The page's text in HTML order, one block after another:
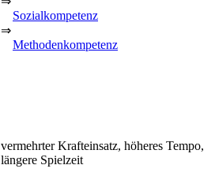
Sozialkompetenz
⇒
Methodenkompetenz
vermehrter Krafteinsatz, höheres Tempo,
längere Spielzeit